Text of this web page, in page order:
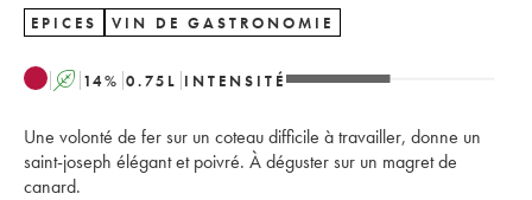
EPICES VIN DE GASTRONOMIE
A 14% 0.75 L INTENSITÉ
Une volonté de fer sur un coteau difficile à travailler, donne un
saint-joseph élégant et poivré. À déguster sur un magret de
canard.